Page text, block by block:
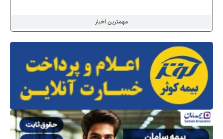
مهمترین اخبار